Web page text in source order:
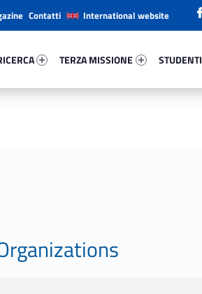
TERZA MISSIONE
STUDENTI
Contatti International website